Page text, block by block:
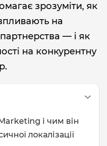
зрозуміти, як
на
— і як
на конкурентну
і чим він
локалізації